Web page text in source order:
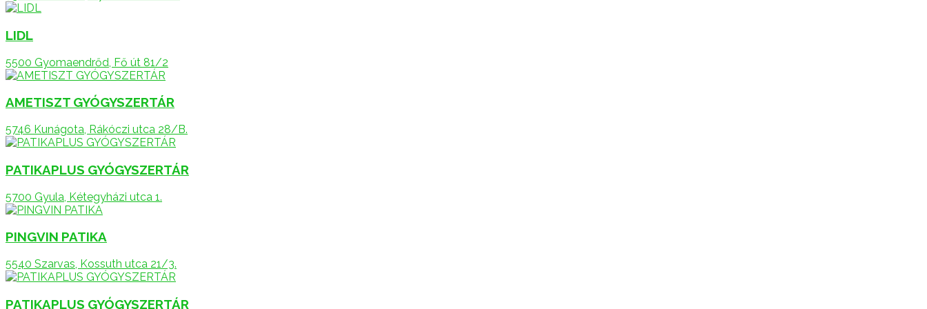
LIDL
5500 Gyomaendrőd, Fő út 81/2
AMETISZT GYÓGYSZERTÁR
5746 Kunágota, Rákóczi utca 28/B.
PATIKAPLUS GYÓGYSZERTÁR
5700 Gyula, Kétegyházi utca 1.
PINGVIN PATIKA
5540 Szarvas, Kossuth utca 21/3.
PATIKAPLUS GYÓGYSZERTÁR